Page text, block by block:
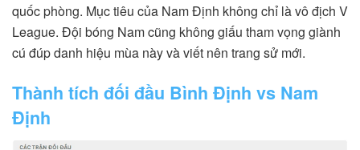
quốc phòng. Mục tiêu của Nam Định không chỉ là vô địch V
League. Đội bóng Nam cũng không giấu tham vọng giành
cú đúp danh hiệu mùa này và viết nên trang sử mới.
Thành tích đối đầu Bình Định vs Nam
Định